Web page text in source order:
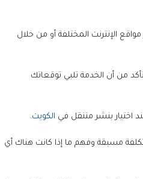
الإنترنت المختلفة أو من خلال
من أن الخدمة تلبي توقعاتك
اختيار بنشر متنقل في الكويت.
مسبقة وفهم ما إذا كانت هناك أي